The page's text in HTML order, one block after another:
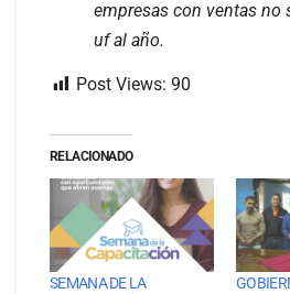
empresas con ventas no
uf al año.
Post Views: 90
RELACIONADO
SEMANA DE LA